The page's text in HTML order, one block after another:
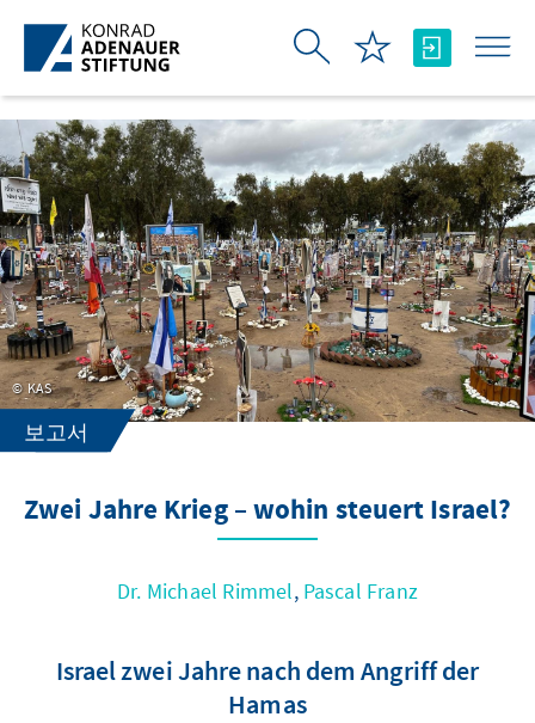
Skip to Main Content
KAS
보고서
Zwei Jahre Krieg – wohin steuert Israel?
Dr. Michael Rimmel, Pascal Franz
Israel zwei Jahre nach dem Angriff der
Hamas